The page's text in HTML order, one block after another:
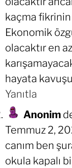
kaçma
Ekonomik
olacaktır en
hayata
Yanıtla
Anonim
Temmuz 2,
canım ben
okula kapalı